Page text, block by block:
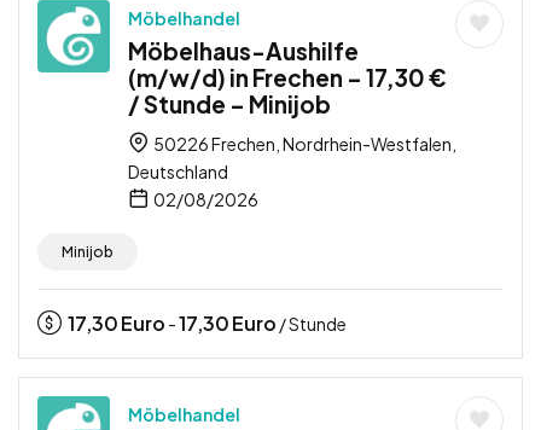
Möbelhandel
Möbelhaus-Aushilfe
(m/w/d) in Frechen – 17,30 €
/ Stunde – Minijob
50226 Frechen, Nordrhein-Westfalen,
Deutschland
02/08/2026
Minijob
17,30Euro -17,30Euro / Stunde
Möbelhandel